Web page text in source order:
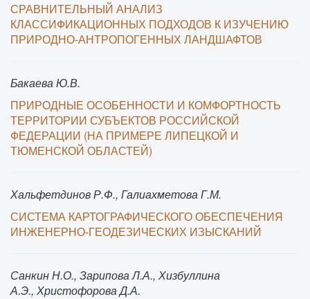
СРАВНИТЕЛЬНЫЙ АНАЛИЗ
КЛАССИФИКАЦИОННЫХ ПОДХОДОВ К ИЗУЧЕНИЮ
ПРИРОДНО-АНТРОПОГЕННЫХ ЛАНДШАФТОВ
Бакаева Ю.В.
ПРИРОДНЫЕ ОСОБЕННОСТИ И КОМФОРТНОСТЬ
ТЕРРИТОРИИ СУБЪЕКТОВ РОССИЙСКОЙ
ФЕДЕРАЦИИ (НА ПРИМЕРЕ ЛИПЕЦКОЙ И
ТЮМЕНСКОЙ ОБЛАСТЕЙ)
Хальфетдинов Р.Ф., Галиахметова Г.М.
СИСТЕМА КАРТОГРАФИЧЕСКОГО ОБЕСПЕЧЕНИЯ
ИНЖЕНЕРНО-ГЕОДЕЗИЧЕСКИХ ИЗЫСКАНИЙ
Санкин Н.О., Зарипова Л.А., Хизбуллина
А.Э., Христофорова Д.А.